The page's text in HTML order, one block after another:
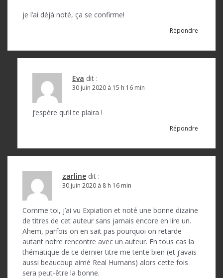
je l’ai déjà noté, ça se confirme!
Répondre
Eva dit :
30 juin 2020 à 15 h 16 min
j’espère qu’il te plaira !
Répondre
zarline dit :
30 juin 2020 à 8 h 16 min
Comme toi, j’ai vu Expiation et noté une bonne dizaine
de titres de cet auteur sans jamais encore en lire un.
Ahem, parfois on en sait pas pourquoi on retarde
autant notre rencontre avec un auteur. En tous cas la
thématique de ce dernier titre me tente bien (et j’avais
aussi beaucoup aimé Real Humans) alors cette fois
sera peut-être la bonne.